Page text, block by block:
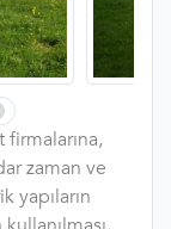
firmalarına,
zaman ve
yapıların